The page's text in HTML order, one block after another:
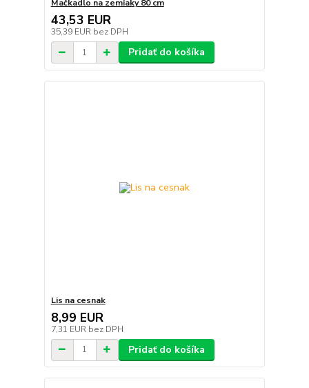
Mačkadlo na zemiaky 80 cm
43,53 EUR
35,39 EUR bez DPH
Pridať do košíka
Lis na cesnak
8,99 EUR
7,31 EUR bez DPH
Pridať do košíka